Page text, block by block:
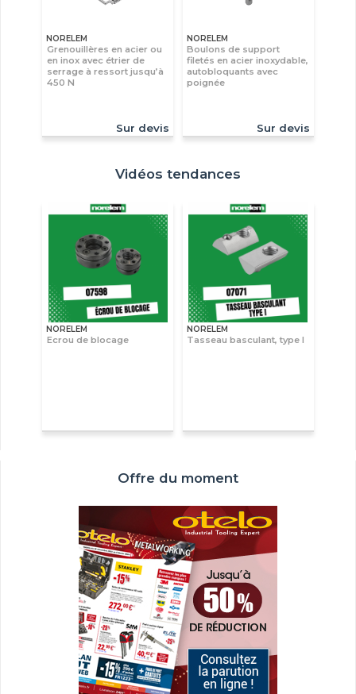
NORELEM
Grenouillères en acier ou
en inox avec étrier de
serrage à ressort jusqu’à
450 N
Sur devis
NORELEM
Boulons de support
filetés en acier inoxydable,
autobloquants avec
poignée
Sur devis
Vidéos tendances
NORELEM
Ecrou de blocage
NORELEM
Tasseau basculant, type I
Offre du moment